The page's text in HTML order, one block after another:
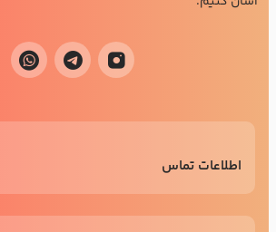
اطلاعات تماس